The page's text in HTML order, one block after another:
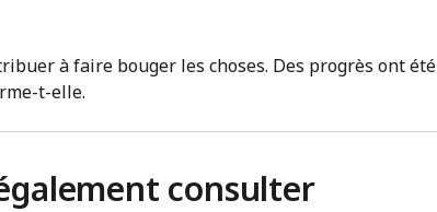
à faire bouger les choses. Des progrès ont été
t-elle.
consulter